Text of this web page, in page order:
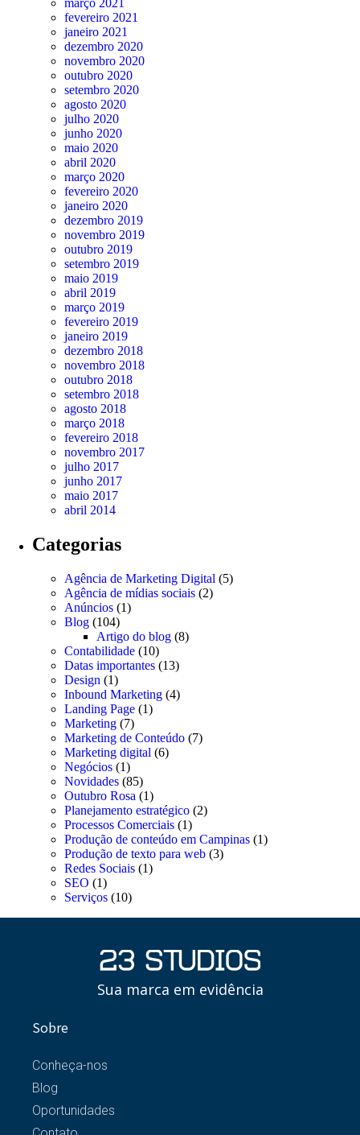
março 2021
fevereiro 2021
janeiro 2021
dezembro 2020
novembro 2020
outubro 2020
setembro 2020
agosto 2020
julho 2020
junho 2020
maio 2020
abril 2020
março 2020
fevereiro 2020
janeiro 2020
dezembro 2019
novembro 2019
outubro 2019
setembro 2019
maio 2019
abril 2019
março 2019
fevereiro 2019
janeiro 2019
dezembro 2018
novembro 2018
outubro 2018
setembro 2018
agosto 2018
março 2018
fevereiro 2018
novembro 2017
julho 2017
junho 2017
maio 2017
abril 2014
Categorias
Agência de Marketing Digital (5)
Agência de mídias sociais (2)
Anúncios (1)
Blog (104)
Artigo do blog (8)
Contabilidade (10)
Datas importantes (13)
Design (1)
Inbound Marketing (4)
Landing Page (1)
Marketing (7)
Marketing de Conteúdo (7)
Marketing digital (6)
Negócios (1)
Novidades (85)
Outubro Rosa (1)
Planejamento estratégico (2)
Processos Comerciais (1)
Produção de conteúdo em Campinas (1)
Produção de texto para web (3)
Redes Sociais (1)
SEO (1)
Serviços (10)
Sua marca em evidência
Sobre
Conheça-nos
Blog
Oportunidades